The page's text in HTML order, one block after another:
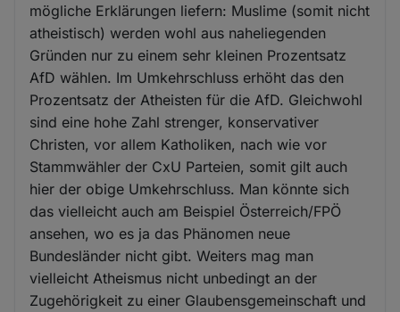
mögliche Erklärungen liefern: Muslime (somit nicht
atheistisch) werden wohl aus naheliegenden
Gründen nur zu einem sehr kleinen Prozentsatz
AfD wählen. Im Umkehrschluss erhöht das den
Prozentsatz der Atheisten für die AfD. Gleichwohl
sind eine hohe Zahl strenger, konservativer
Christen, vor allem Katholiken, nach wie vor
Stammwähler der CxU Parteien, somit gilt auch
hier der obige Umkehrschluss. Man könnte sich
das vielleicht auch am Beispiel Österreich/FPÖ
ansehen, wo es ja das Phänomen neue
Bundesländer nicht gibt. Weiters mag man
vielleicht Atheismus nicht unbedingt an der
Zugehörigkeit zu einer Glaubensgemeinschaft und